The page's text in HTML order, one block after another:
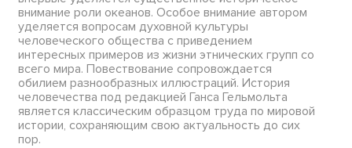
внимание роли океанов. Особое внимание автором
уделяется вопросам духовной культуры
человеческого общества с приведением
интересных примеров из жизни этнических групп со
всего мира. Повествование сопровождается
обилием разнообразных иллюстраций. История
человечества под редакцией Ганса Гельмольта
является классическим образцом труда по мировой
истории, сохраняющим свою актуальность до сих
пор.